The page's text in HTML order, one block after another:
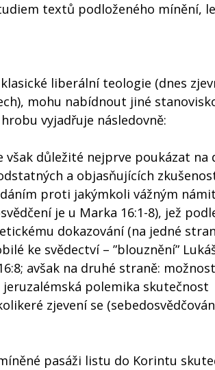
textů podloženého mínění,
liberální teologie (dnes
mohu nabídnout jiné
vyjadřuje následovně:
důležité nejprve poukázat na
a objasňujících
proti jakýmkoli vážným
je u Marka 16:1-8), jež
dokazování (na jedné
ke svědectví – ”blouznění”
avšak na druhé straně: možnost
polemika skutečnost
zjevení se
pasáži listu do Korintu